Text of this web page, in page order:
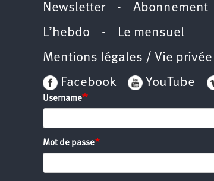
Newsletter- Abonnement
L’hebdo - Le mensuel
Mentions légales / Vie privée
Facebook
YouTube
Username
Mot de passe